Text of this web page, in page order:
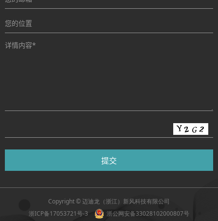
Copyright © 迈迪龙（浙江）新风科技有限公司
浙ICP备17053721号-3
浙公网安备33028102000807号